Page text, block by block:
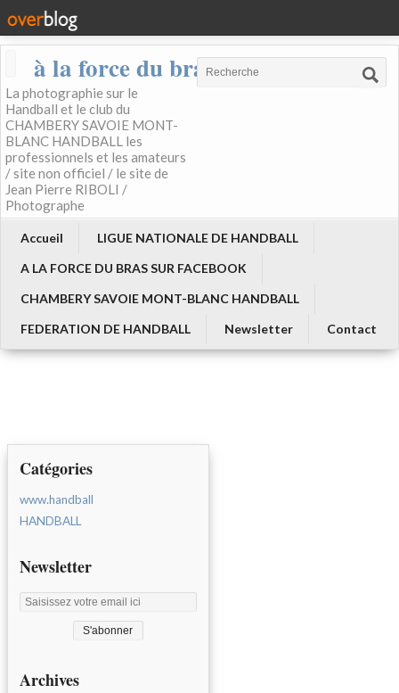
à la force du bras
La photographie sur le
Handball et le club du
CHAMBERY SAVOIE MONT-
BLANC HANDBALL les
professionnels et les amateurs
/ site non officiel / le site de
Jean Pierre RIBOLI /
Photographe
Accueil
LIGUE NATIONALE DE HANDBALL
A LA FORCE DU BRAS SUR FACEBOOK
CHAMBERY SAVOIE MONT-BLANC HANDBALL
FEDERATION DE HANDBALL
Newsletter Contact
Catégories
www.handball
HANDBALL
Newsletter
Archives